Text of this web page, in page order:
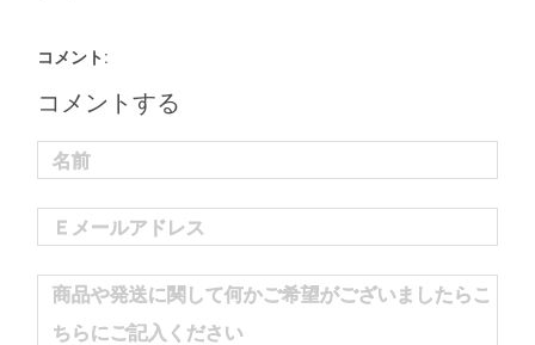
コメント:
コメントする
名前
Ｅメールアドレス
商品や発送に関して何かご希望がございましたらこ
ちらにご記入ください